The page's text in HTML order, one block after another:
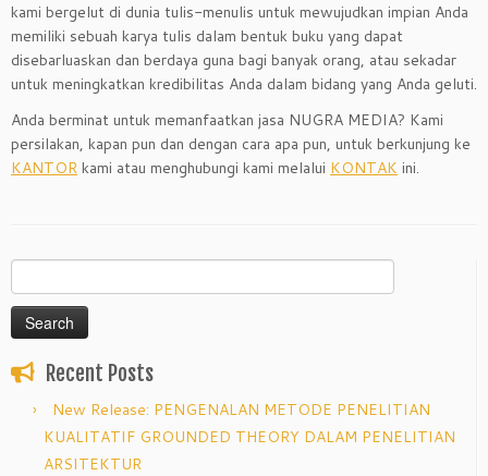
kami bergelut di dunia tulis-menulis untuk mewujudkan impian Anda
memiliki sebuah karya tulis dalam bentuk buku yang dapat
disebarluaskan dan berdaya guna bagi banyak orang, atau sekadar
untuk meningkatkan kredibilitas Anda dalam bidang yang Anda geluti.
Anda berminat untuk memanfaatkan jasa NUGRA MEDIA? Kami
persilakan, kapan pun dan dengan cara apa pun, untuk berkunjung ke
KANTOR kami atau menghubungi kami melalui KONTAK ini.
for:
Recent Posts
New Release: PENGENALAN METODE PENELITIAN
KUALITATIF GROUNDED THEORY DALAM PENELITIAN
ARSITEKTUR